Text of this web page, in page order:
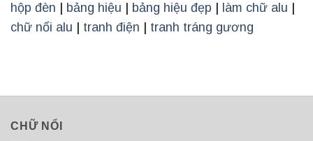
hộp đèn
bảng hiệu bảng hiệu đẹp làm chữ alu
chữ nổi alu
tranh điện tranh tráng gương
CHỮ NỔI